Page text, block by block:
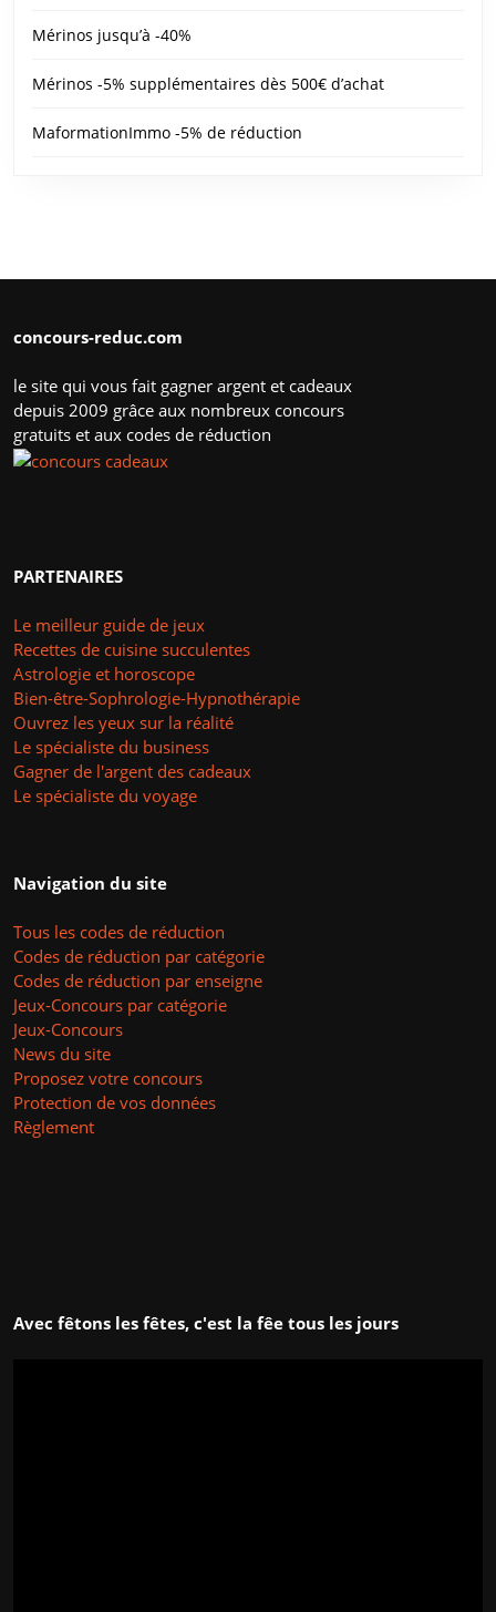
Mérinos jusqu’à -40%
Mérinos -5% supplémentaires dès 500€ d’achat
MaformationImmo -5% de réduction
concours-reduc.com
le site qui vous fait gagner argent et cadeaux
depuis 2009 grâce aux nombreux concours
gratuits et aux codes de réduction
PARTENAIRES
Le meilleur guide de jeux
Recettes de cuisine succulentes
Astrologie et horoscope
Bien-être-Sophrologie-Hypnothérapie
Ouvrez les yeux sur la réalité
Le spécialiste du business
Gagner de l'argent des cadeaux
Le spécialiste du voyage
Navigation du site
Tous les codes de réduction
Codes de réduction par catégorie
Codes de réduction par enseigne
Jeux-Concours par catégorie
Jeux-Concours
News du site
Proposez votre concours
Protection de vos données
Règlement
Avec fêtons les fêtes, c'est la fêe tous les jours